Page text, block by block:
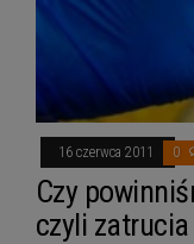
16 czerwca 2011 0
Czy
czyli